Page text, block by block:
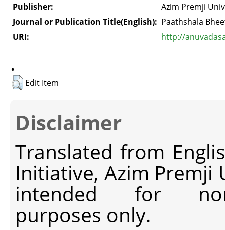
Publisher:
Azim Premji
Journal or Publication Title(English): Paathshala
URI:
http://
.
Edit Item
Disclaimer
Translated from
Initiative, Azim Premji
intended for non-
purposes only.